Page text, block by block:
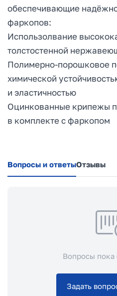
обеспечивающие
фаркопов:
Использолвание
толстостенной
Полимерно-порошковое
химической
и эластичностью
Оцинкованные крипежы
в комплекте с фаркопом
Вопросы и ответыОтзывы
Вопросы пока
Задать